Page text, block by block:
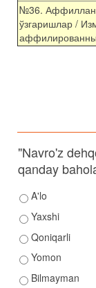
№36.
ўзгаришлар /
"Navro'z
qanday
A'lo
Yaxshi
Qoniqarli
Yomon
Bilmayman